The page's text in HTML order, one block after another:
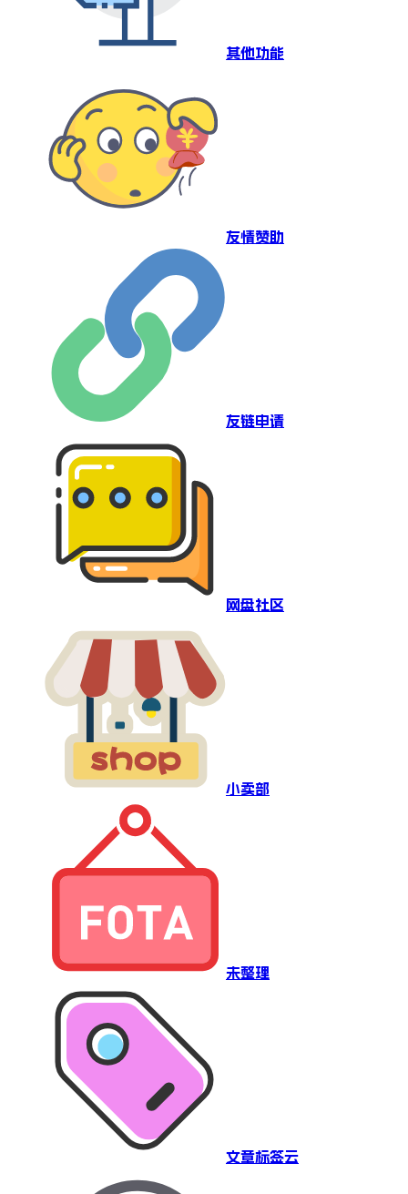
其他功能
友情赞助
友链申请
网盘社区
小卖部
未整理
文章标签云